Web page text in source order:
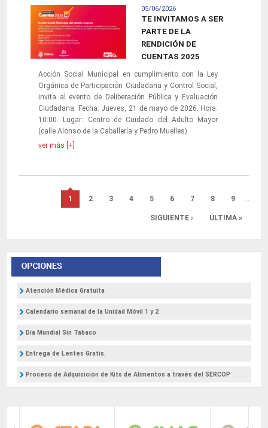
05/06/2026
TE INVITAMOS A SER
PARTE DE LA
RENDICIÓN DE
CUENTAS 2025
Acción Social Municipal en cumplimiento con la Ley
Orgánica de Participación Ciudadana y Control Social,
invita al evento de Deliberación Pública y Evaluación
Ciudadana. Fecha: Jueves, 21 de mayo de 2026. Hora:
10:00. Lugar: Centro de Cuidado del Adulto Mayor
(calle Alonso de la Caballería y Pedro Muelles)
ver más [+]
1 2 3 4 5 6 7 8 9 …
SIGUIENTE › ÚLTIMA »
Atención Médica Gratuita
Calendario semanal de la Unidad Móvil 1 y 2
Día Mundial Sin Tabaco
Entrega de Lentes Gratis.
Proceso de Adquisición de Kits de Alimentos a través del SERCOP